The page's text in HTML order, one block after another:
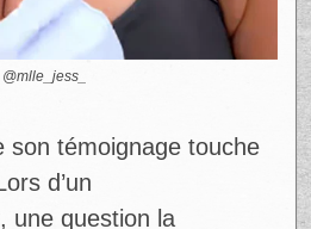
propres angles morts.
elle a évité de
Aujourd’hui, elle